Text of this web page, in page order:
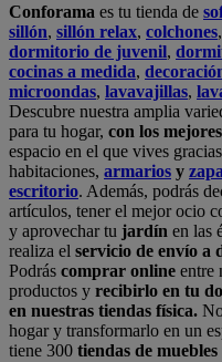
Conforama es tu tienda de
sillón, sillón relax, colchones,
dormitorio de juvenil,
cocinas a medida,
microondas, lavavajillas,
Descubre nuestra amplia
para tu hogar, con los
espacio en el que vives
habitaciones, armarios y
escritorio. Además, podrás
artículos, tener el mejor ocio
y aprovechar tu jardín en las
realiza el servicio de envío a
Podrás comprar online entre
productos y recibirlo en tu
en nuestras tiendas física.
hogar y transformarlo en un
tiene 300 tiendas de muebles